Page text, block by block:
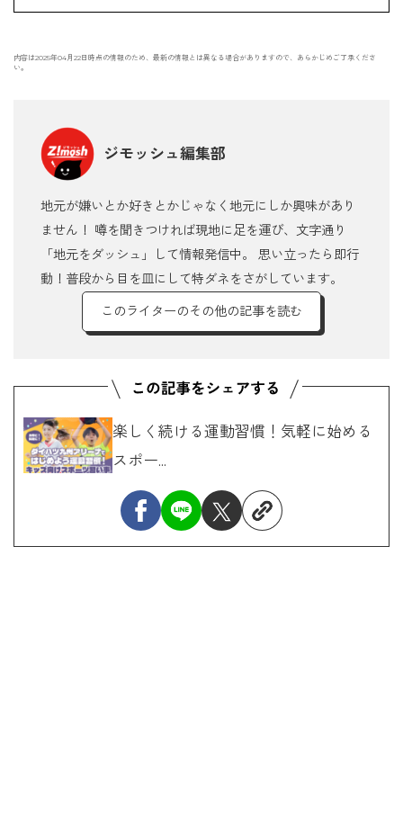
内容は2025年04月22日時点の情報のため、最新の情報とは異なる場合がありますので、あらかじめご了承くださ
い。
ジモッシュ編集部
地元が嫌いとか好きとかじゃなく地元にしか興味があり
ません！ 噂を聞きつければ現地に足を運び、文字通り
「地元をダッシュ」して情報発信中。 思い立ったら即行
動！普段から目を皿にして特ダネをさがしています。
このライターのその他の記事を読む
楽しく続ける運動習慣！気軽に始める
スポー...